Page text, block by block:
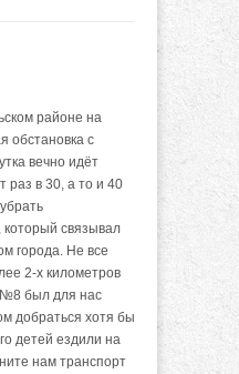
районе на
обстановка с
вечно идёт
раз в 30, а то и 40
связывал
города. Не все
2-х километров
был для нас
добраться хотя бы
детей ездили на
нам транспорт